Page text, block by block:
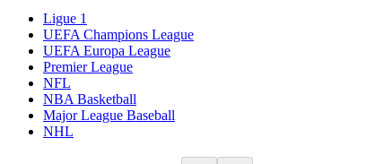
Ligue 1
UEFA Champions League
UEFA Europa League
Premier League
NFL
NBA Basketball
Major League Baseball
NHL